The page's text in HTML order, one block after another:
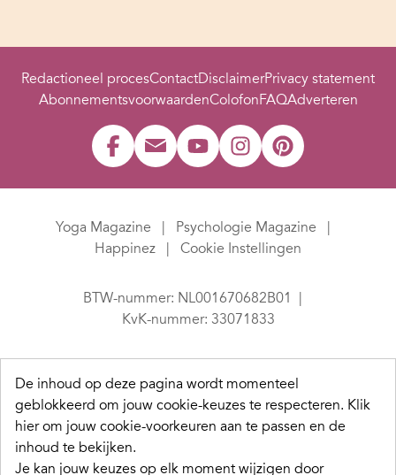
Redactioneel procesContactDisclaimerPrivacy statement
AbonnementsvoorwaardenColofonFAQAdverteren
Yoga Magazine
Psychologie Magazine
Happinez
Cookie Instellingen
BTW-nummer: NL001670682B01
KvK-nummer: 33071833
De inhoud op deze pagina wordt momenteel
geblokkeerd om jouw cookie-keuzes te respecteren. Klik
hier om jouw cookie-voorkeuren aan te passen en de
inhoud te bekijken.
Je kan jouw keuzes op elk moment wijzigen door